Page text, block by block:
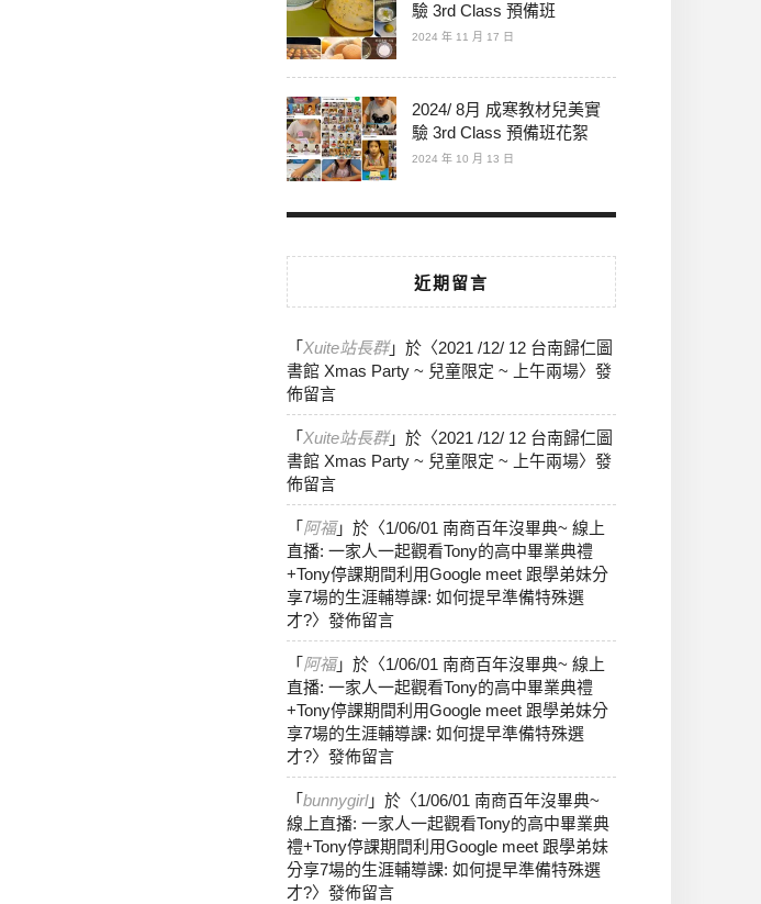
驗 3rd Class 預備班
2024 年 11 月 17 日
2024/ 8月 成寒教材兒美實
驗 3rd Class 預備班花絮
2024 年 10 月 13 日
近期留言
「 Xuite站長群」於〈2021 /12/ 12 台南歸仁圖
書館 Xmas Party ~ 兒童限定 ~ 上午兩場〉發
佈留言
「 Xuite站長群」於〈2021 /12/ 12 台南歸仁圖
書館 Xmas Party ~ 兒童限定 ~ 上午兩場〉發
佈留言
「 阿福」於〈1/06/01 南商百年沒畢典~ 線上
直播: 一家人一起觀看Tony的高中畢業典禮
+Tony停課期間利用Google meet 跟學弟妹分
享7場的生涯輔導課: 如何提早準備特殊選
才?〉發佈留言
「 阿福」於〈1/06/01 南商百年沒畢典~ 線上
直播: 一家人一起觀看Tony的高中畢業典禮
+Tony停課期間利用Google meet 跟學弟妹分
享7場的生涯輔導課: 如何提早準備特殊選
才?〉發佈留言
「 bunnygirl」於〈1/06/01 南商百年沒畢典~
線上直播: 一家人一起觀看Tony的高中畢業典
禮+Tony停課期間利用Google meet 跟學弟妹
分享7場的生涯輔導課: 如何提早準備特殊選
才?〉發佈留言